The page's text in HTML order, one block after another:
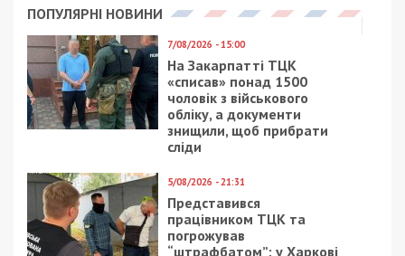
Рубежное, установлении полного контроля за
городом Мариуполь. Принимает меры по
восстановлению боеспособности и пополнению
боеприпасов. Пытается улучшить тактическое
положение. Продолжает обстрелы по
большинству направлений.
На Северодонецком направлении значительных
увеличил интенсивность огневого воздействия с
целью нанесения потерь, истощения наших войск
и возможной подготовки к наступательным
действиям.